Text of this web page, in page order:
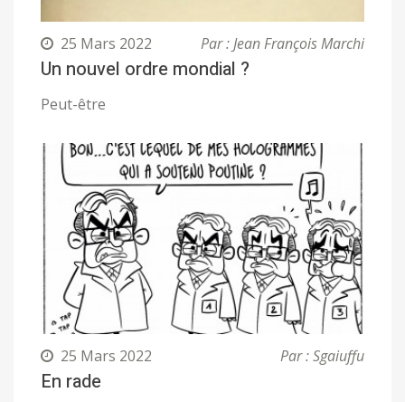
25 Mars 2022 Par : Jean François Marchi
Un nouvel ordre mondial ?
Peut-être
25 Mars 2022 Par : Sgaiuffu
En rade